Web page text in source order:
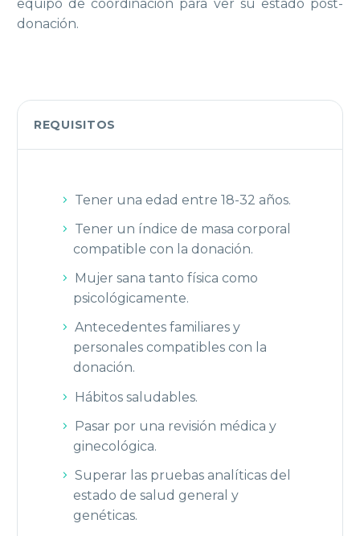
equipo de coordinación para ver su estado post-
donación.
REQUISITOS
Tener una edad entre 18-32 años.
Tener un índice de masa corporal
compatible con la donación.
Mujer sana tanto física como
psicológicamente.
Antecedentes familiares y
personales compatibles con la
donación.
Hábitos saludables.
Pasar por una revisión médica y
ginecológica.
Superar las pruebas analíticas del
estado de salud general y
genéticas.